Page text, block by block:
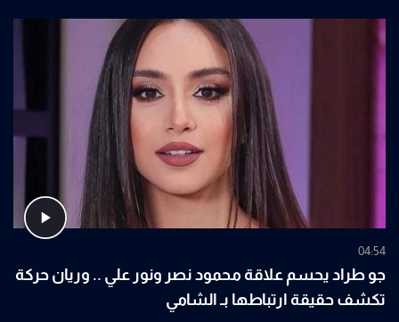
04:54
جو طراد يحسم علاقة محمود نصر ونور علي .. وريان حركة
تكشف حقيقة ارتباطها بـ الشامي